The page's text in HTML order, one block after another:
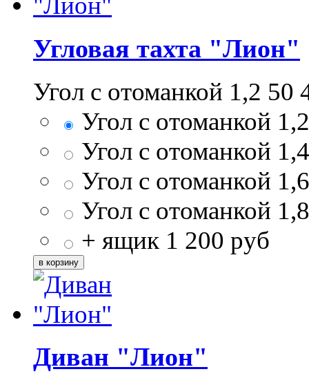
Угловая тахта "Лион"
Угол с отоманкой 1,2 50
Угол с отоманкой 1,2
Угол с отоманкой 1,4
Угол с отоманкой 1,6
Угол с отоманкой 1,8
+ ящик 1 200 руб
Диван "Лион"